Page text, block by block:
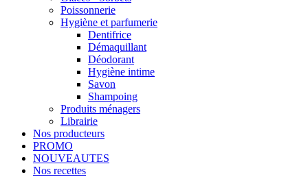
Poissonnerie
Hygiène et parfumerie
Dentifrice
Démaquillant
Déodorant
Hygiène intime
Savon
Shampoing
Produits ménagers
Librairie
Nos producteurs
PROMO
NOUVEAUTES
Nos recettes